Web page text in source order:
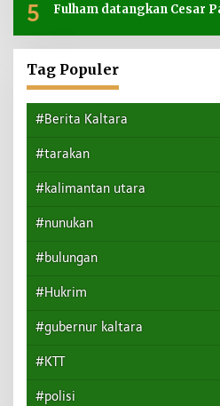
5 Fulham datangkan Cesar
Tag Populer
#Berita Kaltara
#tarakan
#kalimantan utara
#nunukan
#bulungan
#Hukrim
#gubernur kaltara
#KTT
#polisi